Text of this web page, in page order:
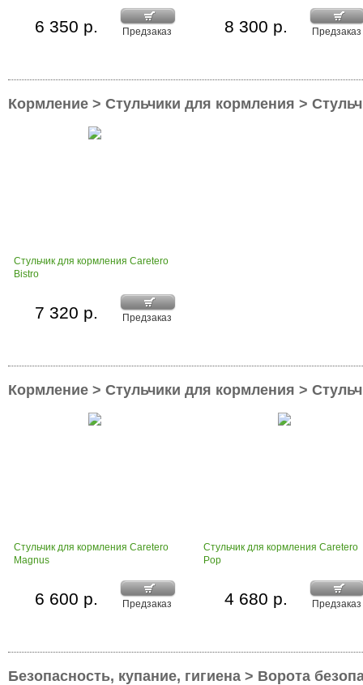
Предзаказ
6 350 р. Предзаказ
8 300 р.
Кормление > Стульчики для кормления >
Стульчик для кормления Caretero
Bistro
Предзаказ
7 320 р.
Кормление > Стульчики для кормления >
Стульчик для кормления Caretero
Magnus
Предзаказ
6 600 р.
Стульчик для кормления Caretero
Pop
Предзаказ
4 680 р.
Безопасность, купание, гигиена > Ворота